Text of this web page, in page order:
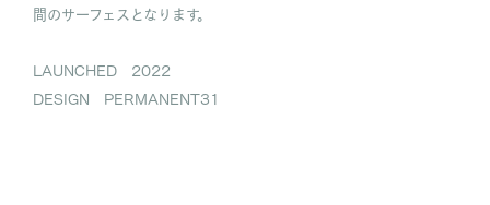
間のサーフェスとなります。
LAUNCHED 2022
DESIGN PERMANENT31